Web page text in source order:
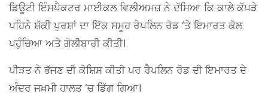
ਡਿਊਟੀ ਇੰਸਪੈਕਟਰ ਮਾਈਕਲ ਵਿਲੀਅਮਜ਼ ਨੇ ਦੱਸਿਆ ਕਿ ਕਾਲੇ ਕੱਪੜੇ
ਪਹਿਨੇ ਸ਼ੱਕੀ ਪੁਰਸ਼ਾਂ ਦਾ ਇੱਕ ਸਮੂਹ ਰੇਪਲਿਨ ਰੋਡ ‘ਤੇ ਇਮਾਰਤ ਕੋਲ
ਪਹੁੰਚਿਆ ਅਤੇ ਗੋਲੀਬਾਰੀ ਕੀਤੀ।
ਪੀੜਤ ਨੇ ਭੱਜਣ ਦੀ ਕੋਸ਼ਿਸ਼ ਕੀਤੀ ਪਰ ਰੈਪਲਿਨ ਰੋਡ ਦੀ ਇਮਾਰਤ ਦੇ
ਅੰਦਰ ਜਖ਼ਮੀ ਹਾਲਤ ‘ਚ ਡਿੱਗ ਗਿਆ।